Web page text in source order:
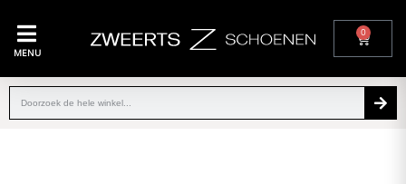
MENU
0